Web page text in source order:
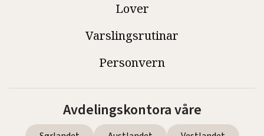
Lover
Varslingsrutinar
Personvern
Avdelingskontora våre